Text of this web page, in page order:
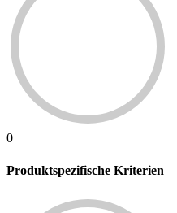
0
Produktspezifische Kriterien